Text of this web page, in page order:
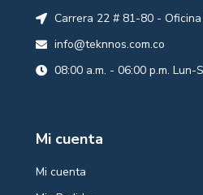
Carrera 22 # 81-80 -
info@teknnos.com.co
08:00 a.m. - 06:00 p.m. Lun-
Mi cuenta
Mi cuenta